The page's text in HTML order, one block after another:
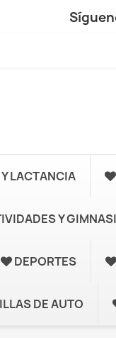
LACTANCIA
Y
DEPORTES
DE AUTO